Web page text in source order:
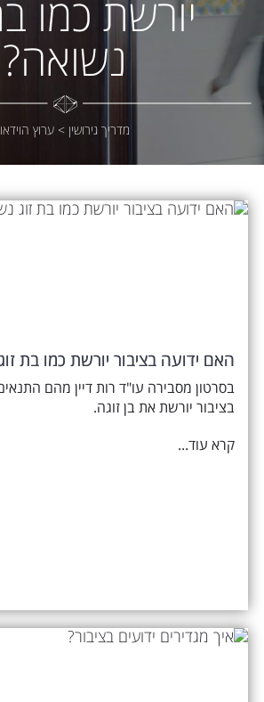
יורשת כמו
נשואה?
מדריך גירושין > ערוץ הוידאו
האם ידועה בציבור יורשת כמו בת
בסרטון מסבירה עו"ד רות דיין מהם
בציבור יורשת את בן זוגה.
קרא עוד...